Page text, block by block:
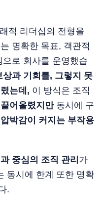
적 리더십의 전형을
명확한 목표, 객관적
로 회사를 운영했습
과 기회를, 그렇지 못
는데, 이 방식은 조직
어올렸지만동시에 구
박감이 커지는 부작용
중심의 조직 관리 가
동시에 한계 또한 명확
.